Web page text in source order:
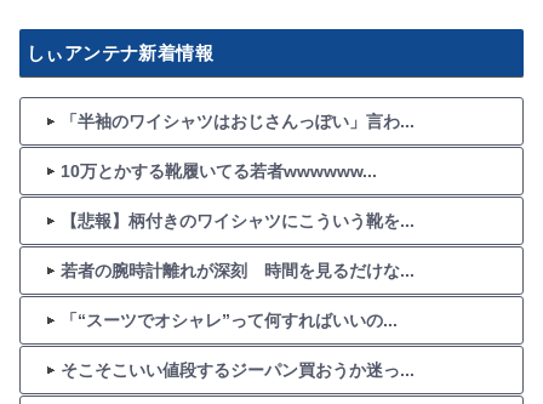
しぃアンテナ新着情報
「半袖のワイシャツはおじさんっぽい」言わ...
10万とかする靴履いてる若者wwwwww...
【悲報】柄付きのワイシャツにこういう靴を...
若者の腕時計離れが深刻 時間を見るだけな...
「“スーツでオシャレ”って何すればいいの...
そこそこいい値段するジーパン買おうか迷っ...